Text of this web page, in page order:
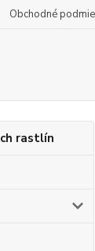
Obchodné
rastlín